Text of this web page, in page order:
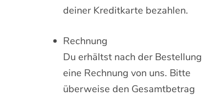
deiner Kreditkarte bezahlen.
Rechnung
Du erhältst nach der Bestellung
eine Rechnung von uns. Bitte
überweise den Gesamtbetrag